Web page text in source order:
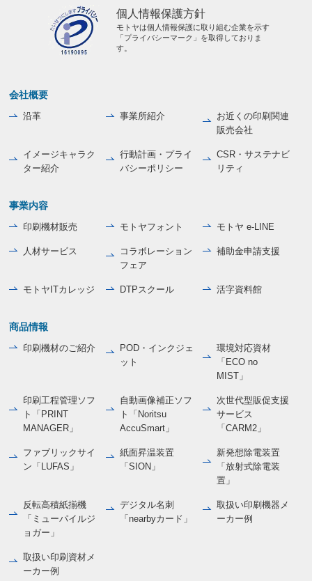
個人情報保護方針
モトヤは個人情報保護に取り組む企業を示す
「プライバシーマーク」を取得しておりま
す。
会社概要
沿革 事業所紹介
お近くの印刷関連
販売会社
イメージキャラク
ター紹介
行動計画・プライ
バシーポリシー
CSR・サステナビ
リティ
事業内容
印刷機材販売 モトヤフォント モトヤ e-LINE
人材サービス
コラボレーション
フェア
補助金申請支援
モトヤITカレッジ DTPスクール 活字資料館
商品情報
印刷機材のご紹介
POD・インクジェ
ット
環境対応資材
「ECO no
MIST」
印刷工程管理ソフ
ト「PRINT
MANAGER」
自動画像補正ソフ
ト「Noritsu
AccuSmart」
次世代型販促支援
サービス
「CARM2」
ファブリックサイ
ン「LUFAS」
紙面昇温装置
「SION」
新発想除電装置
「放射式除電装
置」
反転高積紙揃機
「ミューパイルジ
ョガー」
デジタル名刺
「nearbyカード」
取扱い印刷機器メ
ーカー例
取扱い印刷資材メ
ーカー例